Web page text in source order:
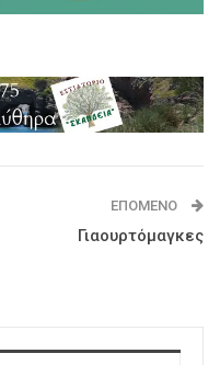
ΕΠΌΜΕΝΟ
Γιαουρτόμαγκες